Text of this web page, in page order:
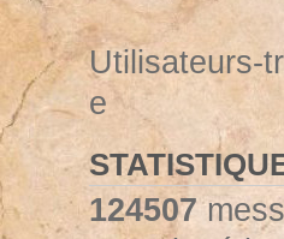
Utilisateurs-
e
124507